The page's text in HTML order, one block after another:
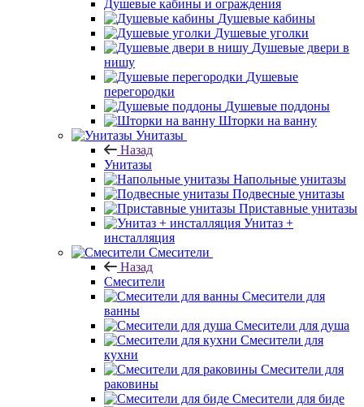
Душевые кабины и ограждения
Душевые кабины
Душевые уголки
Душевые двери в
нишу
Душевые
перегородки
Душевые поддоны
Шторки на ванну
Унитазы
Назад
Унитазы
Напольные унитазы
Подвесные унитазы
Приставные унитазы
Унитаз +
инсталляция
Смесители
Назад
Смесители
Смесители для
ванны
Смесители для душа
Смесители для
кухни
Смесители для
раковины
Смесители для биде